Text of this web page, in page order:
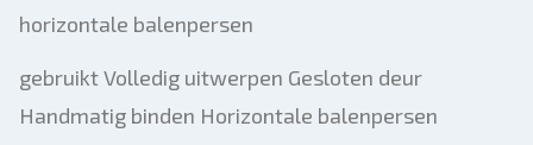
horizontale balenpersen
gebruikt Volledig uitwerpen Gesloten deur
Handmatig binden Horizontale balenpersen